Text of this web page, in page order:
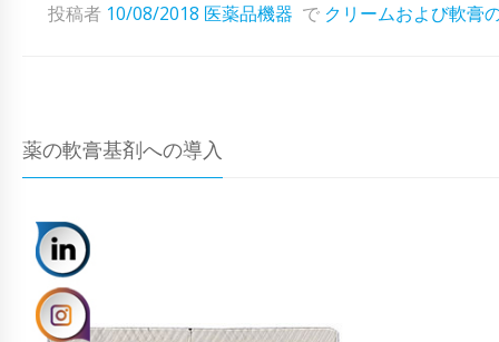
投稿者 10/08/2018 医薬品機器 で クリームおよび軟膏
薬の軟膏基剤への導入